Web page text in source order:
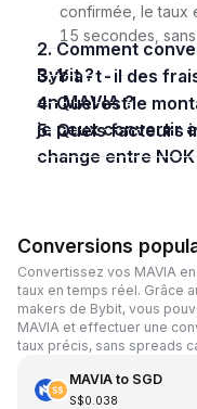
confirmée, le taux
15 secondes,
2. Comment convertir des NOK en MAVIA sur
Bybit ?
3. Y a-t-il des frais pour convertir des NOK
en MAVIA ?
4. Quel est le montant minimum de NOK que
je peux convertir
5. Quels facteurs influencent le taux de
change entre
Conversions
Convertissez vos MAVIA
taux en temps réel. Grâce
makers de Bybit, vous
MAVIA et effectuer une
taux précis, sans spreads
MAVIAto SGD
S$0.038